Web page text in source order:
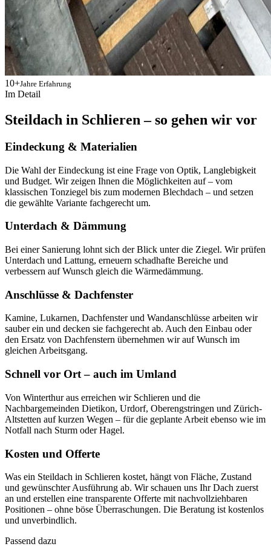
10+Jahre Erfahrung
Im Detail
Steildach in Schlieren – so gehen wir vor
Eindeckung & Materialien
Die Wahl der Eindeckung ist eine Frage von Optik, Langlebigkeit
und Budget. Wir zeigen Ihnen die Möglichkeiten auf – vom
klassischen Tonziegel bis zum modernen Blechdach – und setzen
die gewählte Variante fachgerecht um.
Unterdach & Dämmung
Bei einer Sanierung lohnt sich der Blick unter die Ziegel. Wir prüfen
Unterdach und Lattung, erneuern schadhafte Bereiche und
verbessern auf Wunsch gleich die Wärmedämmung.
Anschlüsse & Dachfenster
Kamine, Lukarnen, Dachfenster und Wandanschlüsse arbeiten wir
sauber ein und decken sie fachgerecht ab. Auch den Einbau oder
den Ersatz von Dachfenstern übernehmen wir auf Wunsch im
gleichen Arbeitsgang.
Schnell vor Ort – auch im Umland
Von Winterthur aus erreichen wir Schlieren und die
Nachbargemeinden Dietikon, Urdorf, Oberengstringen und Zürich-
Altstetten auf kurzen Wegen – für die geplante Arbeit ebenso wie im
Notfall nach Sturm oder Hagel.
Kosten und Offerte
Was ein Steildach in Schlieren kostet, hängt von Fläche, Zustand
und gewünschter Ausführung ab. Wir schauen uns Ihr Dach zuerst
an und erstellen eine transparente Offerte mit nachvollziehbaren
Positionen – ohne böse Überraschungen. Die Beratung ist kostenlos
und unverbindlich.
Passend dazu